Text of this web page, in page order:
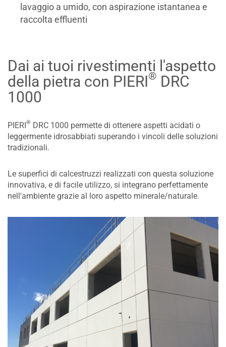
lavaggio a umido, con aspirazione istantanea e
raccolta effluenti
Dai ai tuoi rivestimenti l'aspetto
della pietra con PIERI® DRC
1000
PIERI® DRC 1000 permette di ottenere aspetti acidati o
leggermente idrosabbiati superando i vincoli delle soluzioni
tradizionali.
Le superfici di calcestruzzi realizzati con questa soluzione
innovativa, e di facile utilizzo, si integrano perfettamente
nell'ambiente grazie al loro aspetto minerale/naturale.